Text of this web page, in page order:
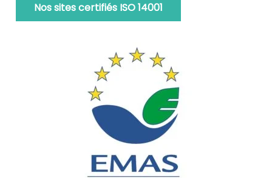
Nos sites certifiés ISO 14001